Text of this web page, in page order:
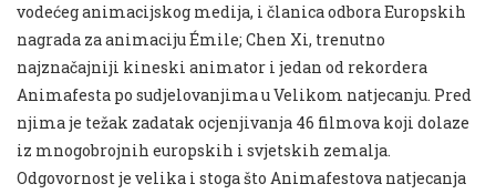
vodećeg animacijskog medija, i članica odbora Europskih
nagrada za animaciju Émile; Chen Xi, trenutno
najznačajniji kineski animator i jedan od rekordera
Animafesta po sudjelovanjima u Velikom natjecanju. Pred
njima je težak zadatak ocjenjivanja 46 filmova koji dolaze
iz mnogobrojnih europskih i svjetskih zemalja.
Odgovornost je velika i stoga što Animafestova natjecanja